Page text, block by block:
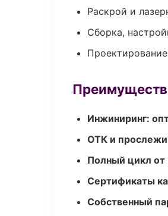
Раскрой и
Сборка,
Инжиниринг:
ОТК и
Полный цикл от
Сертификаты
Собственный